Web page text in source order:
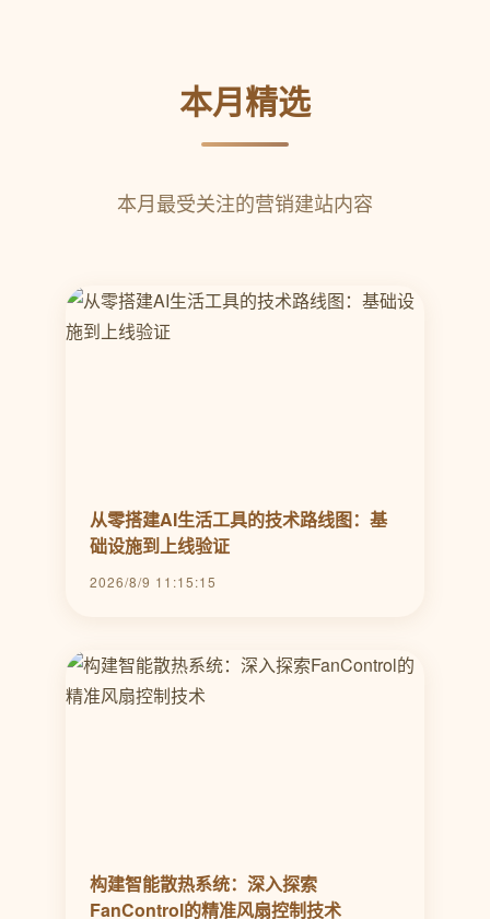
本月精选
本月最受关注的营销建站内容
从零搭建AI生活工具的技术路线图：基
础设施到上线验证
2026/8/9 11:15:15
构建智能散热系统：深入探索
FanControl的精准风扇控制技术